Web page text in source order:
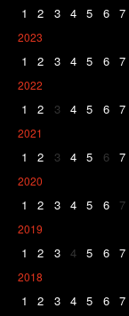
1 2 3 4 5 6 7
2023
1 2 3 4 5 6 7
2022
1 2 3 4 5 6 7
2021
1 2 3 4 5 6 7
2020
1 2 3 4 5 6 7
2019
1 2 3 4 5 6 7
2018
1 2 3 4 5 6 7